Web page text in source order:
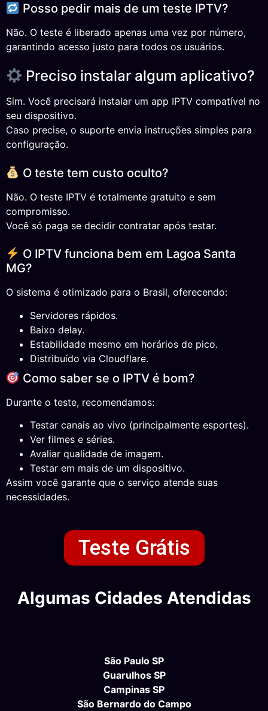
Posso pedir mais de um teste IPTV?
Não. O teste é liberado apenas uma vez por número,
garantindo acesso justo para todos os usuários.
Preciso instalar algum aplicativo?
Sim. Você precisará instalar um app IPTV compatível no
seu dispositivo.
Caso precise, o suporte envia instruções simples para
configuração.
O teste tem custo oculto?
Não. O teste IPTV é totalmente gratuito e sem
compromisso.
Você só paga se decidir contratar após testar.
O IPTV funciona bem em Lagoa Santa
MG?
O sistema é otimizado para o Brasil, oferecendo:
Servidores rápidos.
Baixo delay.
Estabilidade mesmo em horários de pico.
Distribuído via Cloudflare.
Como saber se o IPTV é bom?
Durante o teste, recomendamos:
Testar canais ao vivo (principalmente esportes).
Ver filmes e séries.
Avaliar qualidade de imagem.
Testar em mais de um dispositivo.
Assim você garante que o serviço atende suas
necessidades.
Teste Grátis
Algumas Cidades Atendidas
São Paulo SP
Guarulhos SP
Campinas SP
São Bernardo do Campo